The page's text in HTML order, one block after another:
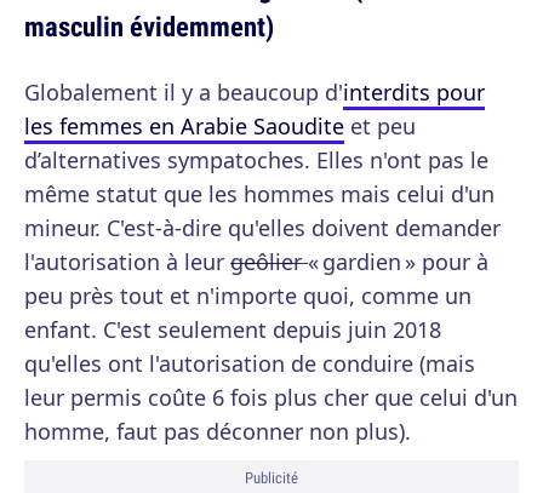
masculin évidemment)
Globalement il y a beaucoup d'interdits pour
les femmes en Arabie Saoudite et peu
d’alternatives sympatoches. Elles n'ont pas le
même statut que les hommes mais celui d'un
mineur. C'est-à-dire qu'elles doivent demander
l'autorisation à leur geôlier« gardien » pour à
peu près tout et n'importe quoi, comme un
enfant. C'est seulement depuis juin 2018
qu'elles ont l'autorisation de conduire (mais
leur permis coûte 6 fois plus cher que celui d'un
homme, faut pas déconner non plus).
Publicité